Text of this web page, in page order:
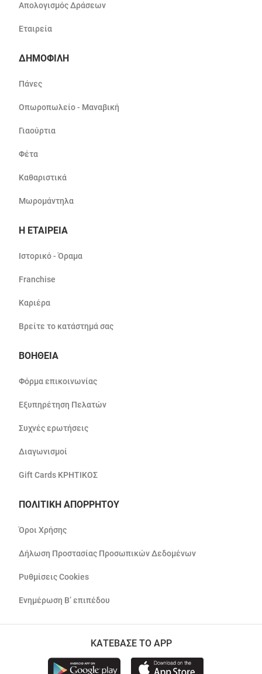
Απολογισμός Δράσεων
Εταιρεία
ΔΗΜΟΦΙΛΗ
Πάνες
Οπωροπωλείο - Μαναβική
Γιαούρτια
Φέτα
Καθαριστικά
Μωρομάντηλα
Η ΕΤΑΙΡΕΙΑ
Ιστορικό - Όραμα
Franchise
Καριέρα
Βρείτε το κατάστημά σας
ΒΟΗΘΕΙΑ
Φόρμα επικοινωνίας
Εξυπηρέτηση Πελατών
Συχνές ερωτήσεις
Διαγωνισμοί
Gift Cards ΚΡΗΤΙΚΟΣ
ΠΟΛΙΤΙΚΗ ΑΠΟΡΡΗΤΟΥ
Όροι Χρήσης
Δήλωση Προστασίας Προσωπικών Δεδομένων
Ρυθμίσεις Cookies
Ενημέρωση Β’ επιπέδου
ΚΑΤΕΒΑΣΕ ΤΟ APP